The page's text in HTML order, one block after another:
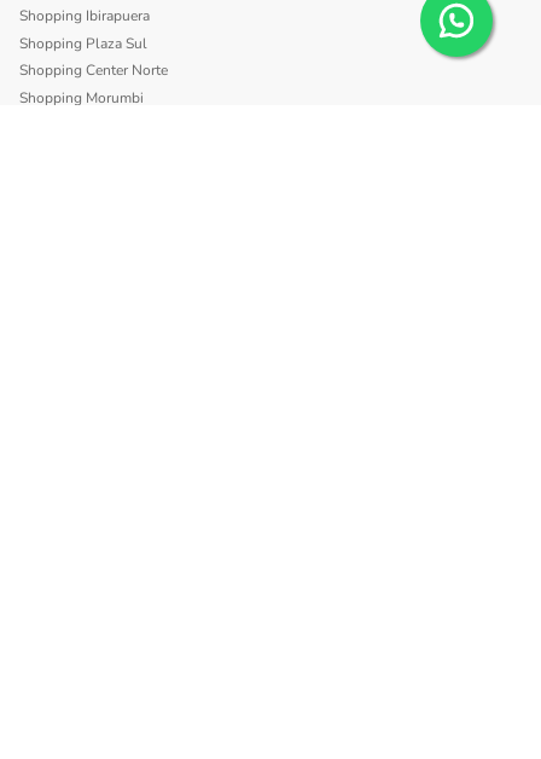
Shopping Ibirapuera
Shopping Plaza Sul
Shopping Center Norte
Shopping Morumbi